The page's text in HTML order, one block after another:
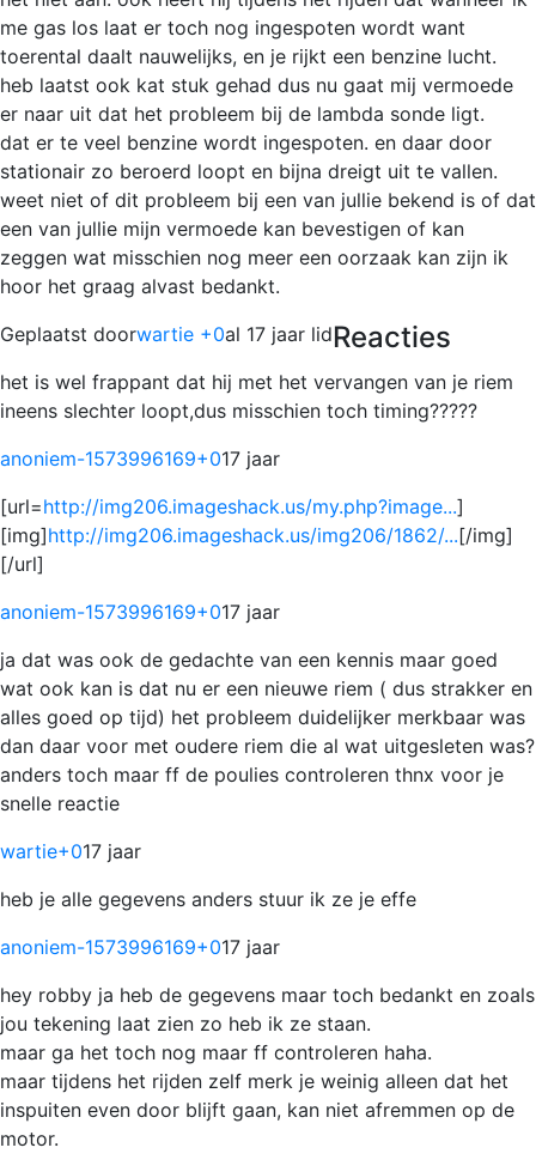
me gas los laat er toch nog ingespoten wordt want
toerental daalt nauwelijks, en je rijkt een benzine lucht.
heb laatst ook kat stuk gehad dus nu gaat mij vermoede
er naar uit dat het probleem bij de lambda sonde ligt.
dat er te veel benzine wordt ingespoten. en daar door
stationair zo beroerd loopt en bijna dreigt uit te vallen.
weet niet of dit probleem bij een van jullie bekend is of dat
een van jullie mijn vermoede kan bevestigen of kan
zeggen wat misschien nog meer een oorzaak kan zijn ik
hoor het graag alvast bedankt.
Geplaatst doorwartie +0al 17 jaar lidReacties
het is wel frappant dat hij met het vervangen van je riem
ineens slechter loopt,dus misschien toch timing?????
anoniem-1573996169+017 jaar
[url=http://img206.imageshack.us/my.php?image...]
[img]http://img206.imageshack.us/img206/1862/...[/img]
[/url]
anoniem-1573996169+017 jaar
ja dat was ook de gedachte van een kennis maar goed
wat ook kan is dat nu er een nieuwe riem ( dus strakker en
alles goed op tijd) het probleem duidelijker merkbaar was
dan daar voor met oudere riem die al wat uitgesleten was?
anders toch maar ff de poulies controleren thnx voor je
snelle reactie
wartie+017 jaar
heb je alle gegevens anders stuur ik ze je effe
anoniem-1573996169+017 jaar
hey robby ja heb de gegevens maar toch bedankt en zoals
jou tekening laat zien zo heb ik ze staan.
maar ga het toch nog maar ff controleren haha.
maar tijdens het rijden zelf merk je weinig alleen dat het
inspuiten even door blijft gaan, kan niet afremmen op de
motor.